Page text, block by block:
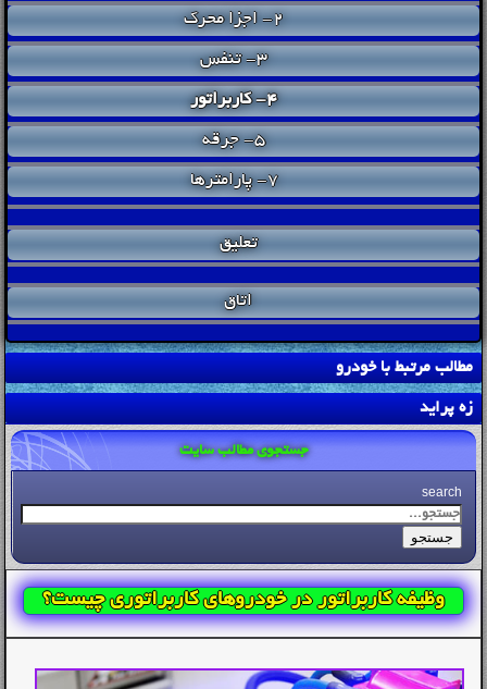
2- اجزا محرک
3- تنفس
4- کاربراتور
5- جرقه
7- پارامترها
تعلیق
اتاق
مطالب مرتبط با خودرو
زه پراید
جستجوی مطالب سایت
search
جستجو
وظیفه کاربراتور در خودروهای کاربراتوری چیست؟